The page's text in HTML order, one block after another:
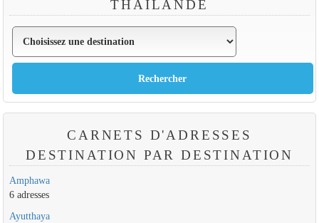
THAÏLANDE
CARNETS D'ADRESSES
DESTINATION PAR DESTINATION
Amphawa
6 adresses
Ayutthaya